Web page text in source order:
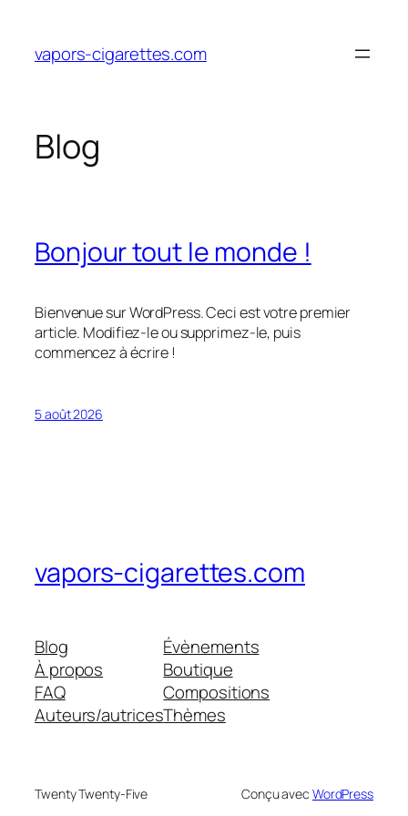
contenu
vapors-cigarettes.com
Blog
Bonjour tout le monde !
Bienvenue sur WordPress. Ceci est votre premier
article. Modifiez-le ou supprimez-le, puis
commencez à écrire !
5 août 2026
vapors-cigarettes.com
Blog
À propos
FAQ
Auteurs/autrices
Évènements
Boutique
Compositions
Thèmes
Twenty Twenty-Five Conçu avec WordPress